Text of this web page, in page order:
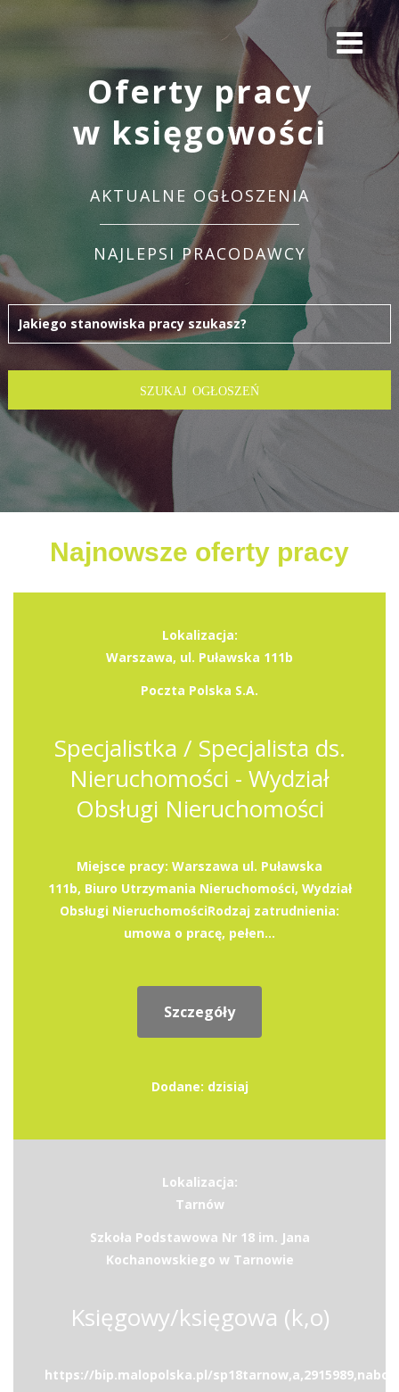
Oferty pracy
w księgowości
AKTUALNE OGŁOSZENIA
NAJLEPSI PRACODAWCY
Najnowsze oferty pracy
Lokalizacja:
Warszawa, ul. Puławska 111b
Poczta Polska S.A.
Specjalistka / Specjalista ds.
Nieruchomości - Wydział
Obsługi Nieruchomości
Miejsce pracy: Warszawa ul. Puławska
111b, Biuro Utrzymania Nieruchomości, Wydział
Obsługi Nieruchomości​Rodzaj zatrudnienia:
umowa o pracę, pełen...
Szczegóły
Dodane: dzisiaj
Lokalizacja:
Tarnów
Szkoła Podstawowa Nr 18 im. Jana
Kochanowskiego w Tarnowie
Księgowy/księgowa (k,o)
https://bip.malopolska.pl/sp18tarnow,a,2915989,nabor-